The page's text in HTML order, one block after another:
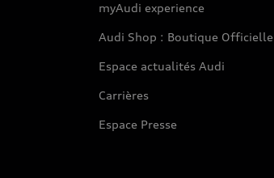
myAudi experience
Audi Shop : Boutique Officielle
Espace actualités Audi
Carrières
Espace Presse